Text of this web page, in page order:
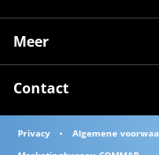
Meer
Contact
Privacy Algemene